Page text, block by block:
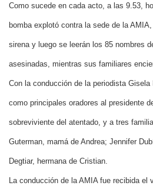
Como sucede en cada acto, a las 9.53,
bomba explotó contra la sede de la
sirena y luego se leerán los 85 nombres
asesinadas, mientras sus familiares
Con la conducción de la periodista
como principales oradores al presidente
sobreviviente del atentado, y a tres
Guterman, mamá de Andrea; Jennifer
Degtiar, hermana de Cristian.
La conducción de la AMIA fue recibida el